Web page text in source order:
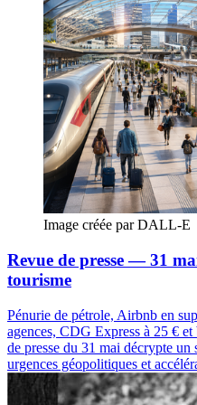
Image créée par DALL-E
Revue de presse — 31
tourisme
Pénurie de pétrole, Airbnb en
agences, CDG Express à 25 €
de presse du 31 mai décrypte
urgences géopolitiques et